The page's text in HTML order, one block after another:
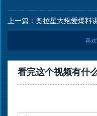
上一篇： 奥拉星大炮爱爆料
喜欢
看完这个视频有什